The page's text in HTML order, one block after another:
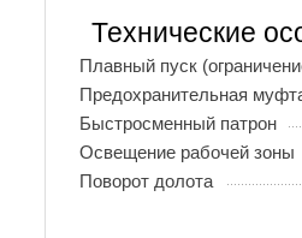
Технические
Плавный пуск
Предохранительная
Быстросменный патрон
Освещение рабочей зоны
Поворот долота